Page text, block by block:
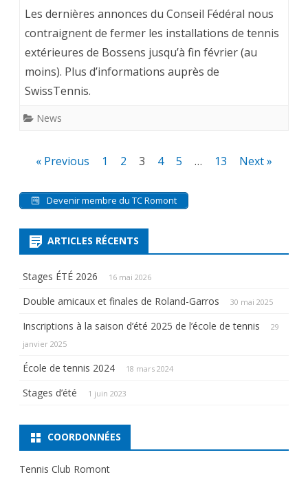
Les dernières annonces du Conseil Fédéral nous
contraignent de fermer les installations de tennis
extérieures de Bossens jusqu’à fin février (au
moins). Plus d’informations auprès de
SwissTennis.
News
Pagination
publications
« Previous 1 2 3 4 5 … 13 Next »
Devenir membre du TC Romont
ARTICLES RÉCENTS
Stages ÉTÉ 2026 16 mai 2026
Double amicaux et finales de Roland-Garros 30 mai 2025
Inscriptions à la saison d’été 2025 de l’école de tennis
29
janvier 2025
École de tennis 2024 18 mars 2024
Stages d’été 1 juin 2023
COORDONNÉES
Tennis Club Romont